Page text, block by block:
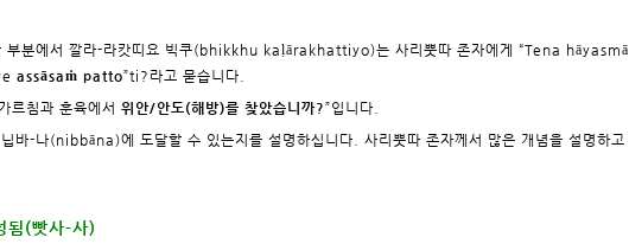
부분에서 깔라-라캇띠요 빅쿠(bhikkhu kaḷārakhattiyo)는 사리뿟따 존자에게 “Tena hāyasmā
assāsaṁ patto”ti?라고 묻습니다.
르침과 훈육에서 위안/안도(해방)를 찾았습니까?”입니다.
바-나(nibbāna)에 도달할 수 있는지를 설명하십니다. 사리뿟따 존자께서 많은 개념을 설명하고
됨(빳사-사)